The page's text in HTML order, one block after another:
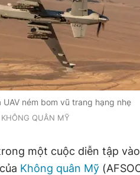
UAV ném bom vũ trang hạng nhẹ
KHÔNG QUÂN MỸ
một cuộc diễn tập vào
Không quân Mỹ